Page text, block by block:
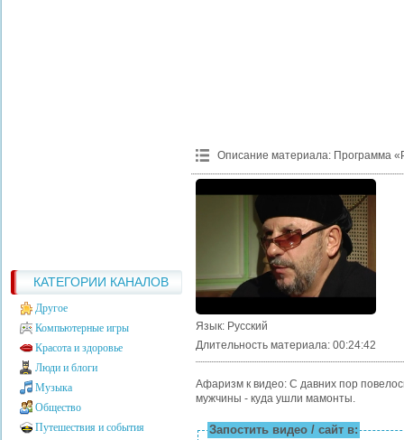
КАТЕГОРИИ КАНАЛОВ
Другое
Компьютерные игры
Красота и здоровье
Люди и блоги
Музыка
Общество
Путешествия и события
Описание материала: Программа
Язык: Русский
Длительность материала: 00:24:42
Афаризм к видео: С давних пор
мужчины - куда ушли мамонты.
Запостить видео / сайт в: